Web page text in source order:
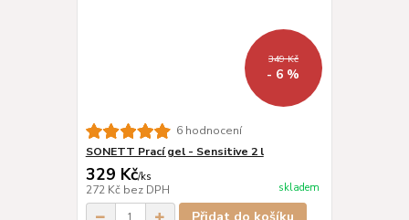
349 Kč
- 6 %
6 hodnocení
SONETT Prací gel - Sensitive 2 l
329 Kč/ks
272 Kč bez DPH skladem